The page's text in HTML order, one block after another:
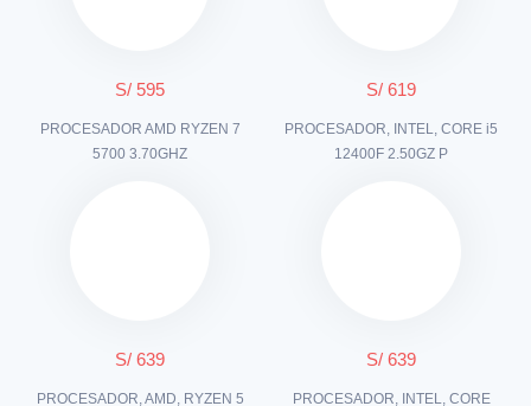
S/ 595
PROCESADOR AMD RYZEN 7
5700 3.70GHZ
S/ 619
PROCESADOR, INTEL, CORE i5
12400F 2.50GZ P
S/ 639
PROCESADOR, AMD, RYZEN 5
S/ 639
PROCESADOR, INTEL, CORE